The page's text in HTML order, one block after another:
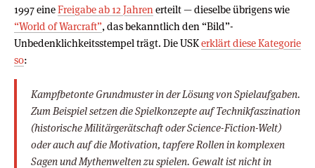
1997 eineFreigabe ab 12 Jahren erteilt — dieselbe übrigens wie
“World of Warcraft”, das bekanntlich den “Bild”-
Unbedenklichkeitsstempel trägt. Die USKerklärt diese Kategorie
so:
Kampfbetonte Grundmuster in der Lösung von Spielaufgaben.
Zum Beispiel setzen die Spielkonzepte auf Technikfaszination
(historische Militärgerätschaft oder Science-Fiction-Welt)
oder auch auf die Motivation, tapfere Rollen in komplexen
Sagen und Mythenwelten zu spielen. Gewalt ist nicht in